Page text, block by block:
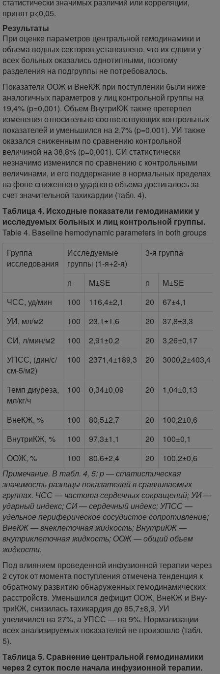
принят p<0,05.
Результаты
При оценке параметров центральной гемодинамики и
объема водных секторов установлено, что их сдвиги у
всех больных оказались однотипными, поэтому
разделения на подгруппы не потребовалось.
Показатели ООЖ и ВнеКЖ при поступлении были ниже
аналогичных параметров у лиц контрольной группы на
19,4% (p=0,001). Объем ВнутриКЖ также претерпел
изменения относительно соответствующих контрольных
показателей и уменьшился на 2,7% (p=0,001). УИ также
оказался сниженным по сравнению контрольной
величиной на 38,8% (p=0,001). СИ статистически
незначимо изменился по сравнению с контрольными
величинами, и его поддержание в нормальных пределах
на фоне сниженного ударного объема достигалось за
счет значительной тахикардии (табл. 4).
Таблица 4. Исходные показатели гемодинамики у
исследуемых больных и лиц контрольной группы.
Table 4. Baseline hemodynamic parameters in both groups
Группа
исследования
Исследуемые
группы (1-я+2-я)
3-я группа
n M±SE n
M±SE
ЧСС, уд/мин
100 116,4±2,1 20 67±4,1
УИ, мл/м2
100 23,1±1,6 20 37,8±3,3
СИ, л/мин/м2
100 2,91±0,2 20 3,26±0,17
УПСС, (дин/с/
см-5/м2)
100 2371,4±189,3 20 3000,2±403,4
Темп диуреза,
мл/кг/ч
100 0,34±0,09 20 1,04±0,13
ВнеКЖ, % 100 80,5±2,7 20 100,2±0,6
ВнутриКЖ, %
100 97,3±1,1 20 100±0,1
ООЖ, %
100 80,6±2,4 20 100,2±0,6
Примечание. В табл. 4, 5: p — статистическая
значимость разницы показателей в сравниваемых
группах. ЧСС — частота сердечных сокращений; УИ —
ударный индекс; СИ — сердечный индекс; УПСС —
удельное периферическое сосудистое сопротивление;
ВнеКЖ — внеклеточная жидкость; ВнутриКЖ —
внутриклеточная жидкость; ООЖ — общий объем
жидкости.
Под влиянием проведенной инфузионной терапии через
2 суток от момента поступления отмечена тенденция к
обратному развитию обнаруженных гемодинамических
расстройств. Уменьшился дефицит ООЖ, ВнеКЖ и Вну-
триКЖ, снизилась тахикардия до 85,7±8,9, УИ
увеличился на 27%, а УПСС — на 9%. Нормализации
всех анализируемых показателей не произошло (табл.
5).
Таблица 5. Сравнение центральной гемодинамики
через 2 суток после начала инфузионной терапии.